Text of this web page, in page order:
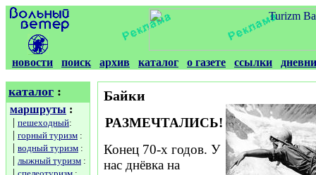
новости поиск архив каталог о газете ссылки
каталог :
маршруты :
| пешеходный:
| горный туризм :
| водный туризм :
| лыжный туризм :
|
Байки
РАЗМЕЧТАЛИСЬ!
Конец 70-х годов. У
нас днёвка на